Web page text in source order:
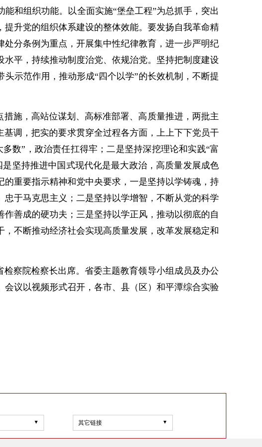
和组织功能。以全面实施“堡垒工程”为总抓手，突出
升党的组织体系建设的整体效能。要发扬自我革命精
分条例为重点，开展集中性纪律教育，进一步严明纪
平，持续推动制度治党、依规治党。坚持把制度建设
示范作用，推动形成“四个以学”的长效机制，不断提
施，高站位谋划、高标准部署、高质量推进，两批主
调，把实的要求贯穿全过程各方面，上上下下党员干
数”，政治责任扛得牢；二是坚持深挖理论和实践“富
坚持推进中国式现代化是最大政治，高质量发展成色
重要指示精神和党中央要求，一是坚持以学铸魂，持
于马克思主义；二是坚持以学增智，不断从党的科学
善成的硬功夫；三是坚持以学正风，推动以彻底的自
不断推动经济社会实现高质量发展，改革发展稳定和
察院检察长出席。省委主题教育领导小组成员及办公
议以视频形式召开，各市、县（区）和平潭综合实验
其它链接